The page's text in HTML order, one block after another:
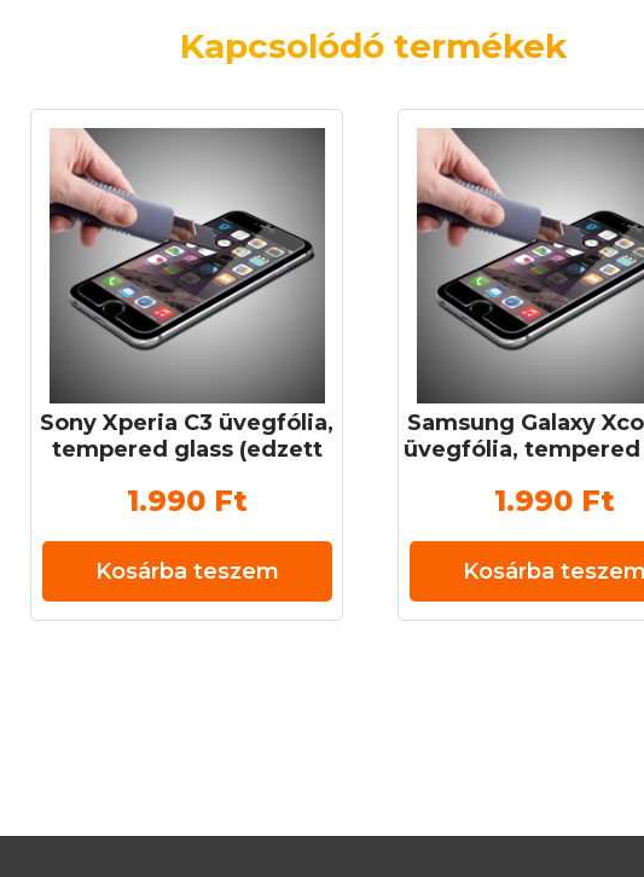
Kapcsolódó termékek
Sony Xperia C3 üvegfólia,
tempered glass (edzett
1.990 Ft
Kosárba teszem
Samsung Galaxy
üvegfólia, tempered
1.990 Ft
Kosárba teszem